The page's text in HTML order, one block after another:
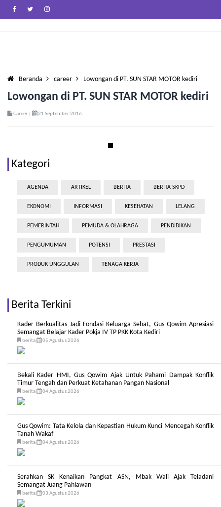
Beranda career Lowongan di PT. SUN STAR MOTOR kediri
Lowongan di PT. SUN STAR MOTOR kediri
Career | 21 September 2016
Kategori
AGENDA ARTIKEL BERITA BERITA SKPD
EKONOMI INFORMASI KESEHATAN LELANG
PEMERINTAH PEMUDA & OLAHRAGA PENDIDIKAN
PENGUMUMAN POTENSI PRESTASI
PRODUK UNGGULAN TENAGA KERJA
Berita Terkini
Kader Berkualitas Jadi Fondasi Keluarga Sehat, Gus Qowim Apresiasi
Semangat Belajar Kader Pokja IV TP PKK Kota Kediri
berita 05 Agustus 2026
Bekali Kader HMI, Gus Qowim Ajak Untuk Pahami Dampak Konflik
Timur Tengah dan Perkuat Ketahanan Pangan Nasional
berita 04 Agustus 2026
Gus Qowim: Tata Kelola dan Kepastian Hukum Kunci Mencegah Konflik
Tanah Wakaf
berita 04 Agustus 2026
Serahkan SK Kenaikan Pangkat ASN, Mbak Wali Ajak Teladani
Semangat Juang Pahlawan
berita 03 Agustus 2026